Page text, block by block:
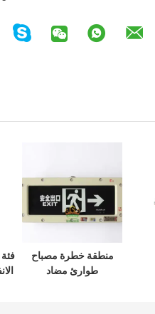
منطقة خطرة مصباح
طوارئ مضاد